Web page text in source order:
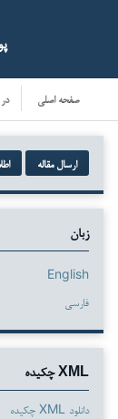
صفحه اصلی
ارسال مقاله
زبان
English
فارسی
XML چکیده
دانلود XML چکیده
دانلودها